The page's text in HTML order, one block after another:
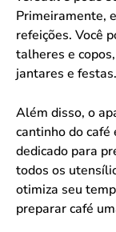
Primeiramente,
refeições. Você
talheres e
jantares e festas.
Além disso, o
cantinho do café
dedicado para
todos os
otimiza seu
preparar café